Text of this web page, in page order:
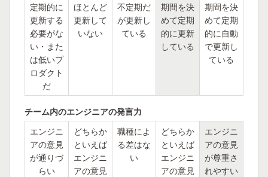
定期的に
更新する
必要がな
い・また
は低いプ
ロダクト
だ
ほとんど
更新して
いない
不定期だ
が更新し
ている
期間を決
めて定期
的に更新
している
期間を決
めて定期
的に自動
で更新し
ている
チーム内のエンジニアの発言力
エンジニ
アの意見
が通りづ
らい
どちらか
といえば
エンジニ
アの意見
職種によ
る差はな
い
どちらか
といえば
エンジニ
アの意見
エンジニ
アの意見
が尊重さ
れやすい